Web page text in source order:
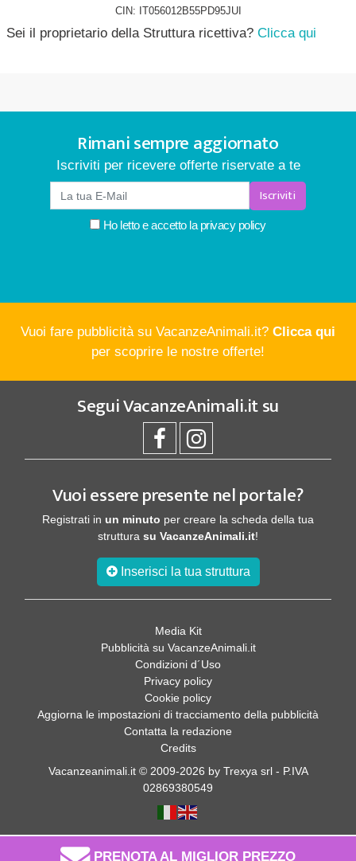
CIN: IT056012B55PD95JUI
Sei il proprietario della Struttura ricettiva? Clicca qui
Rimani sempre aggiornato
Iscriviti per ricevere offerte riservate a te
Iscriviti
Ho letto e accetto la privacy policy
Vuoi fare pubblicità su VacanzeAnimali.it? Clicca qui
per scoprire le nostre offerte!
SeguiVacanzeAnimali.itsu
Vuoi essere presente nel portale?
Registrati in un minuto per creare la scheda della tua
struttura su VacanzeAnimali.it!
Inserisci la tua struttura
Media Kit
Pubblicità su VacanzeAnimali.it
Condizioni d´Uso
Privacy policy
Cookie policy
Aggiorna le impostazioni di tracciamento della pubblicità
Contatta la redazione
Credits
Vacanzeanimali.it © 2009-2026 by Trexya srl - P.IVA
02869380549
PRENOTA AL MIGLIOR PREZZO